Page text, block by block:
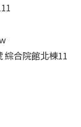
綜合院館北棟11